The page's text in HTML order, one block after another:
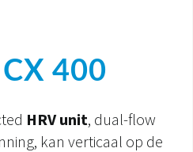
400
HRV unit, dual-flow
kan verticaal op de